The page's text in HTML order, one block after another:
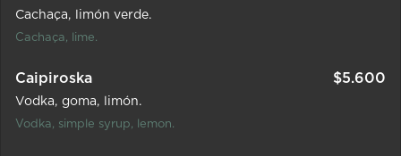
Cachaça limón verde.
Cachaça, lime.
Caipiroska $5.600
Vodka goma limón.
Vodka, simple syrup, lemon.